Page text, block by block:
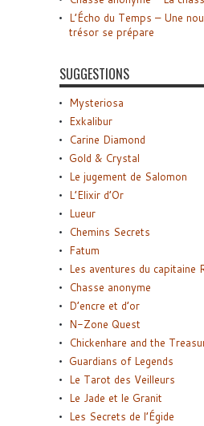
L’Écho du Temps – Une
trésor se prépare
SUGGESTIONS
Mysteriosa
Exkalibur
Carine Diamond
Gold & Crystal
Le jugement de Salomon
L’Elixir d’Or
Lueur
Chemins Secrets
Fatum
Les aventures du capitaine
Chasse anonyme
D’encre et d’or
N-Zone Quest
Chickenhare and the
Guardians of Legends
Le Tarot des Veilleurs
Le Jade et le Granit
Les Secrets de l’Égide